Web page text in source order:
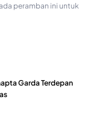
peramban ini untuk
Garda Terdepan